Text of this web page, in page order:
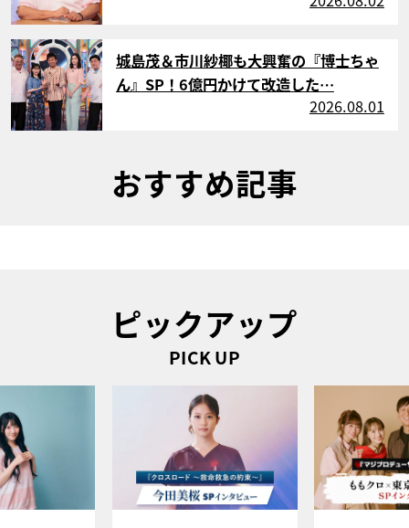
サムネイル
城島茂＆市川紗椰も大興奮の『博士ちゃ
ん』SP！6億円かけて改造した…
2026.08.01
おすすめ記事
ピックアップ
PICK UP